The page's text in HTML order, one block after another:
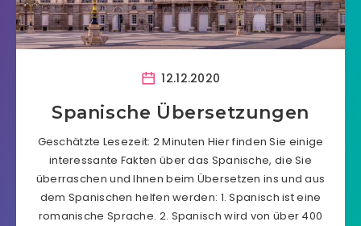
12.12.2020
Spanische Übersetzungen
Geschätzte Lesezeit: 2 Minuten Hier finden Sie einige
interessante Fakten über das Spanische, die Sie
überraschen und Ihnen beim Übersetzen ins und aus
dem Spanischen helfen werden: 1. Spanisch ist eine
romanische Sprache. 2. Spanisch wird von über 400